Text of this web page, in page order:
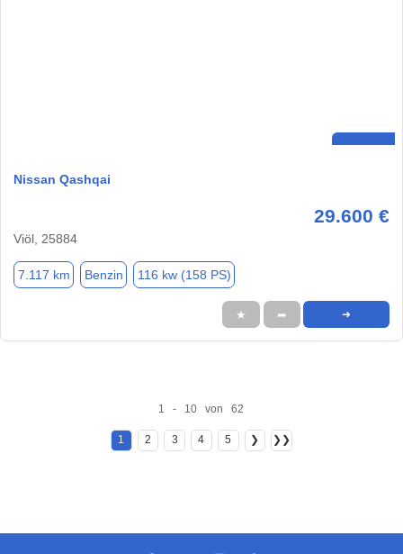
Nissan Qashqai
29.600 €
Viöl, 25884
7.117 km Benzin 116 kw (158 PS)
★ ➦ ➜
1 - 10 von 62
1 2 3 4 5 ❯ ❯❯